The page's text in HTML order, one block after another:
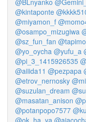
@BLnyanko
@kintaponte
@miyamon_f
@osampo_mizugiwa
@sz_fun_fan @tapimo
@yo_oycha @yufu_a
@pi_3_1415926535
@aiiida11 @pezpapa
@etrov_nernosky
@suzulan_dream
@masatan_anison
@potanpopo7577
@ok_ha_ya